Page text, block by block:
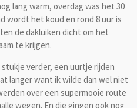
lang warm, overdag was het 30
wordt het koud en rond 8 uur is
de dakluiken dicht om het
te krijgen.
stukje verder, een uurtje rijden
langer want ik wilde dan wel niet
over een supermooie route
wegen. En die gingen ook nog